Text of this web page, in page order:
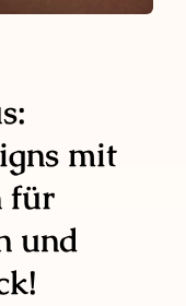
mit
für
und